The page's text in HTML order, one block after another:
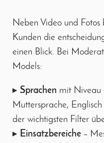
Neben Video und Fotos
Kunden die
einen Blick. Bei
Models:
▸ Sprachen mit Niveau
Muttersprache,
der wichtigsten Filter
▸ Einsatzbereiche –